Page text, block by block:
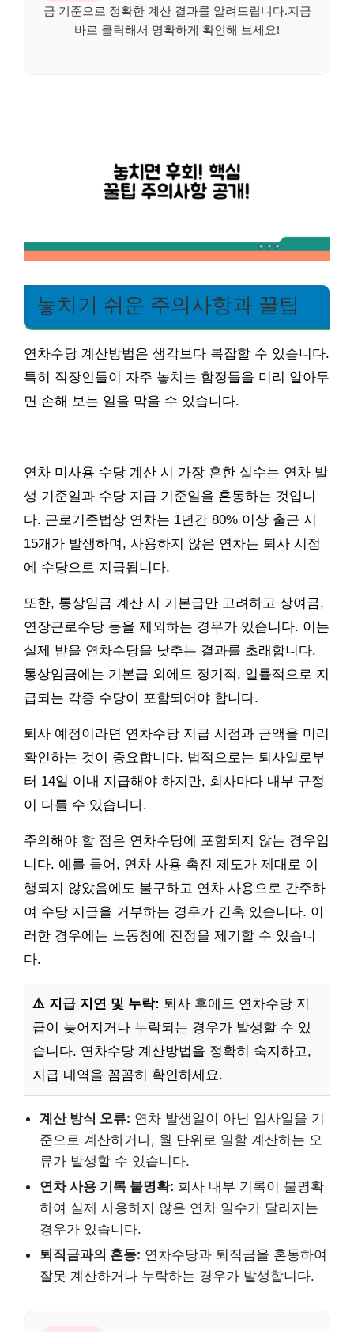
금 기준으로 정확한 계산 결과를 알려드립니다.지금
바로 클릭해서 명확하게 확인해 보세요!
놓치기 쉬운 주의사항과 꿀팁
연차수당 계산방법은 생각보다 복잡할 수 있습니다.
특히 직장인들이 자주 놓치는 함정들을 미리 알아두
면 손해 보는 일을 막을 수 있습니다.
연차 미사용 수당 계산 시 가장 흔한 실수는 연차 발
생 기준일과 수당 지급 기준일을 혼동하는 것입니
다. 근로기준법상 연차는 1년간 80% 이상 출근 시
15개가 발생하며, 사용하지 않은 연차는 퇴사 시점
에 수당으로 지급됩니다.
또한, 통상임금 계산 시 기본급만 고려하고 상여금,
연장근로수당 등을 제외하는 경우가 있습니다. 이는
실제 받을 연차수당을 낮추는 결과를 초래합니다.
통상임금에는 기본급 외에도 정기적, 일률적으로 지
급되는 각종 수당이 포함되어야 합니다.
퇴사 예정이라면 연차수당 지급 시점과 금액을 미리
확인하는 것이 중요합니다. 법적으로는 퇴사일로부
터 14일 이내 지급해야 하지만, 회사마다 내부 규정
이 다를 수 있습니다.
주의해야 할 점은 연차수당에 포함되지 않는 경우입
니다. 예를 들어, 연차 사용 촉진 제도가 제대로 이
행되지 않았음에도 불구하고 연차 사용으로 간주하
여 수당 지급을 거부하는 경우가 간혹 있습니다. 이
러한 경우에는 노동청에 진정을 제기할 수 있습니
다.
⚠️ 지급 지연 및 누락: 퇴사 후에도 연차수당 지
급이 늦어지거나 누락되는 경우가 발생할 수 있
습니다. 연차수당 계산방법을 정확히 숙지하고,
지급 내역을 꼼꼼히 확인하세요.
계산 방식 오류: 연차 발생일이 아닌 입사일을 기
준으로 계산하거나, 월 단위로 일할 계산하는 오
류가 발생할 수 있습니다.
연차 사용 기록 불명확: 회사 내부 기록이 불명확
하여 실제 사용하지 않은 연차 일수가 달라지는
경우가 있습니다.
퇴직금과의 혼동: 연차수당과 퇴직금을 혼동하여
잘못 계산하거나 누락하는 경우가 발생합니다.